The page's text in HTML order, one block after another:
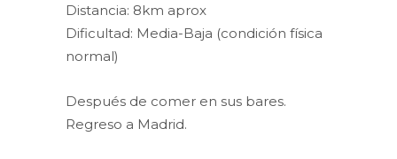
Distancia: 8km aprox
Dificultad: Media-Baja (condición física
normal)
Después de comer en sus bares.
Regreso a Madrid.